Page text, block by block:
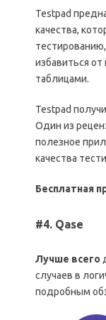
Testpad
качества,
избавиться
таблицами.
Testpad
Один из
полезное
качества
Бесплатная
#4. Qase
Лучше всего
случаев в
подробным